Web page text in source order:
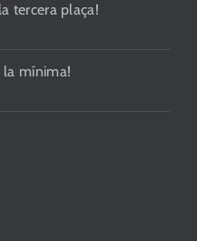
tercera plaça!
la mínima!